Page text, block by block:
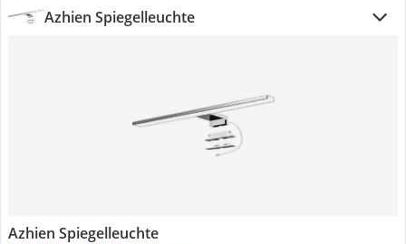
Azhien Spiegelleuchte
Azhien Spiegelleuchte